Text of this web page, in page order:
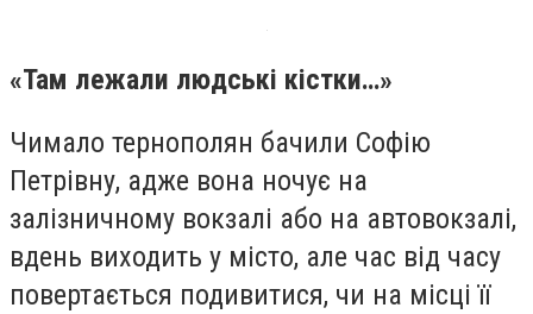
«Там лежали людські кістки…»
Чимало тернополян бачили Софію
Петрівну, адже вона ночує на
залізничному вокзалі або на автовокзалі,
вдень виходить у місто, але час від часу
повертається подивитися, чи на місці її